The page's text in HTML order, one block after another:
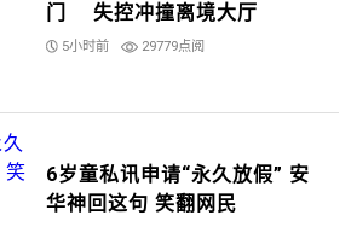
门 失控冲撞离境大厅
5小时前 29779点阅
6岁童私讯申请“永久放假” 安
华神回这句 笑翻网民